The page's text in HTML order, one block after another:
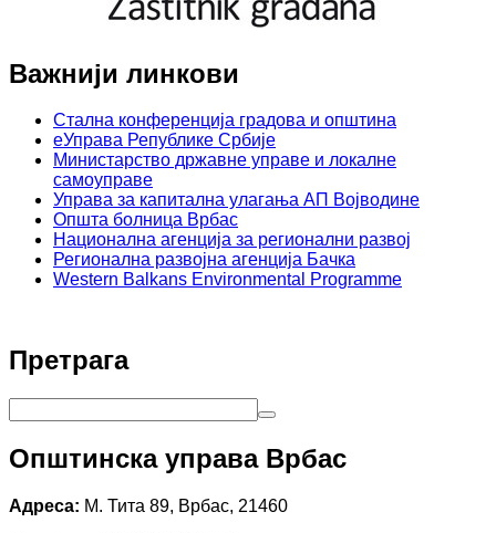
Важнији линкови
Стална конференција градова и општина
еУправа Републике Србије
Министарство државне управе и локалне
самоуправе
Управа за капитална улагања АП Војводине
Општа болница Врбас
Национална агенција за регионални развој
Регионална развојна агенција Бачка
Western Balkans Environmental Programme
Претрага
Општинска управа Врбас
Адреса: М. Тита 89, Врбас, 21460